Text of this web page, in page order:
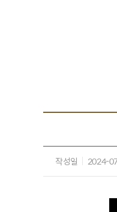
작성일 2024-